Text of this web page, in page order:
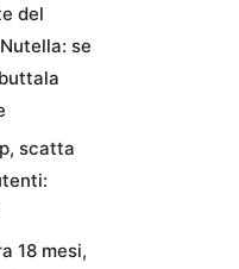
del
se
scatta
18 mesi,